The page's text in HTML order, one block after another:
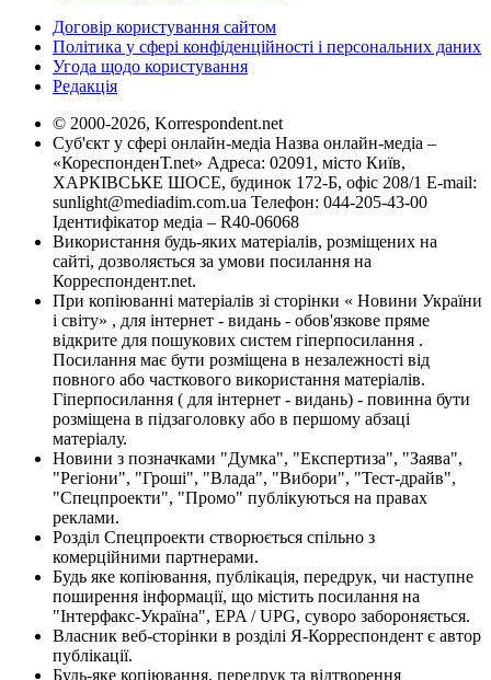
Договір користування сайтом
Політика у сфері конфіденційності і персональних даних
Угода щодо користування
Редакція
© 2000-2026, Korrespondent.net
Суб'єкт у сфері онлайн-медіа Назва онлайн-медіа –
«КореспонденТ.net» Адреса: 02091, місто Київ,
ХАРКІВСЬКЕ ШОСЕ, будинок 172-Б, офіс 208/1 E-mail:
sunlight@mediadim.com.ua Телефон: 044-205-43-00
Ідентифікатор медіа – R40-06068
Використання будь-яких матеріалів, розміщених на
сайті, дозволяється за умови посилання на
Корреспондент.net.
При копіюванні матеріалів зі сторінки « Новини України
і світу» , для інтернет - видань - обов'язкове пряме
відкрите для пошукових систем гіперпосилання .
Посилання має бути розміщена в незалежності від
повного або часткового використання матеріалів.
Гіперпосилання ( для інтернет - видань) - повинна бути
розміщена в підзаголовку або в першому абзаці
матеріалу.
Новини з позначками "Думка", "Експертиза", "Заява",
"Регіони", "Гроші", "Влада", "Вибори", "Тест-драйв",
"Спецпроекти", "Промо" публікуються на правах
реклами.
Розділ Спецпроекти створюється спільно з
комерційними партнерами.
Будь яке копіювання, публікація, передрук, чи наступне
поширення інформації, що містить посилання на
"Інтерфакс-Україна", EPA / UPG, суворо забороняється.
Власник веб-сторінки в розділі Я-Корреспондент є автор
публікації.
Будь-яке копіювання, передрук та відтворення